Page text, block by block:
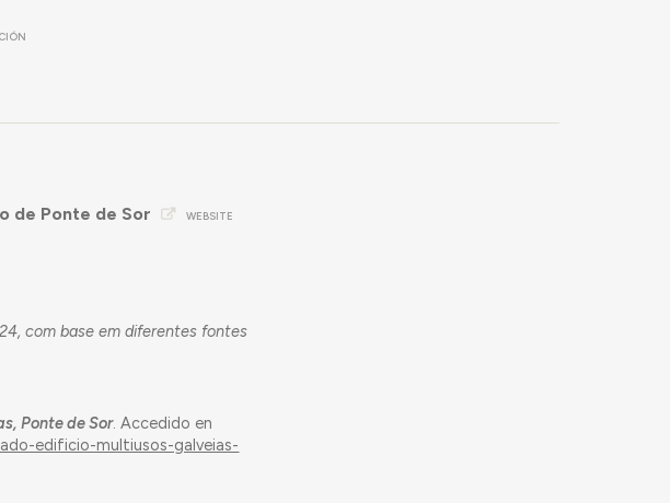
de Ponte de Sor WEBSITE
com base em diferentes fontes
Ponte de Sor. Accedido en
edificio-multiusos-galveias-